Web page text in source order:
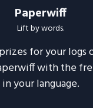
Paperwiff
Lift by words.
for your logs
with the
in your language.